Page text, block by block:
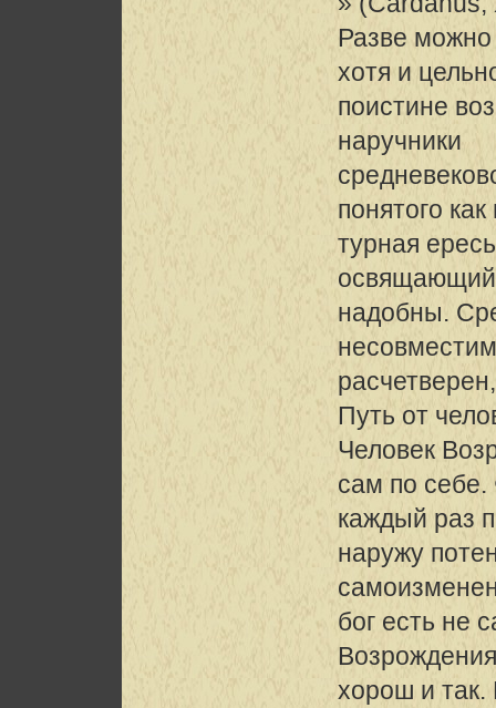
Разве можно
хотя и
поистине
наручники
понятого
турная
освящающий
надобны.
Путь от
Человек
сам по себе.
каждый раз
наружу
бог есть не
хорош и так.